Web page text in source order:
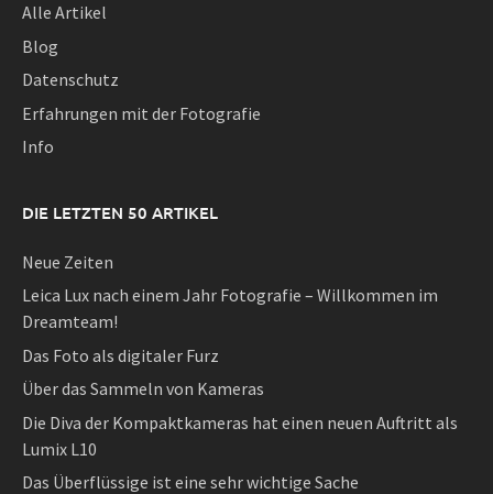
Alle Artikel
Blog
Datenschutz
Erfahrungen mit der Fotografie
Info
DIE LETZTEN 50 ARTIKEL
Neue Zeiten
Leica Lux nach einem Jahr Fotografie – Willkommen im
Dreamteam!
Das Foto als digitaler Furz
Über das Sammeln von Kameras
Die Diva der Kompaktkameras hat einen neuen Auftritt als
Lumix L10
Das Überflüssige ist eine sehr wichtige Sache